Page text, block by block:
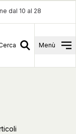
dal 10 al 28
Menù